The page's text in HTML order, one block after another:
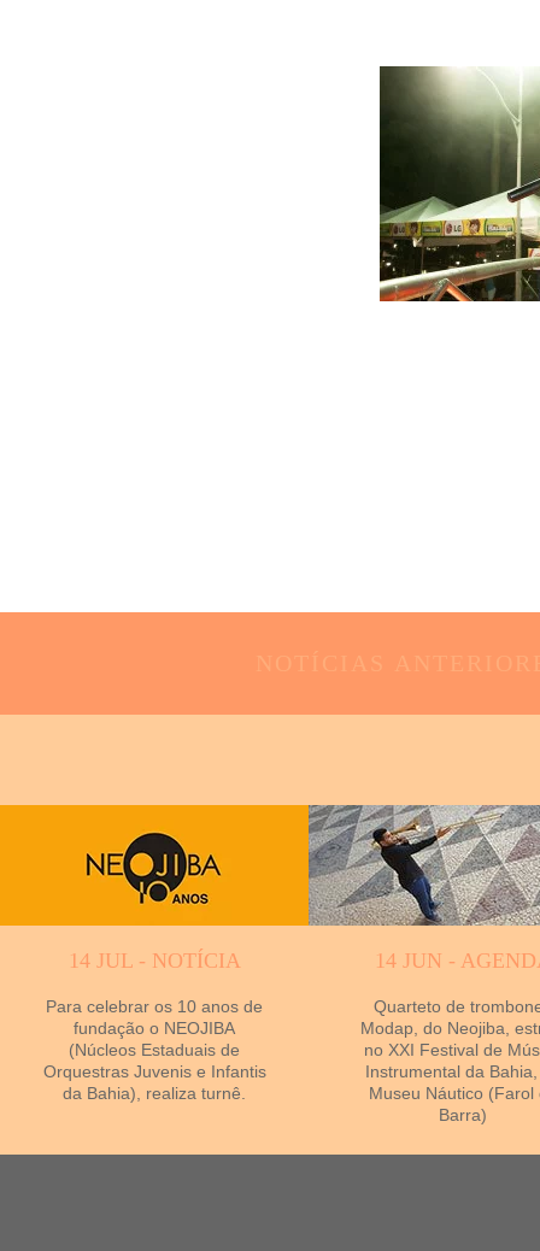
14 JUL - NOTÍCIA
Para celebrar os 10 anos de
fundação o NEOJIBA
(Núcleos Estaduais de
Orquestras Juvenis e Infantis
da Bahia), realiza turnê.
14 JUN -
Quarteto de
Modap, do Neojiba,
no XXI Festival de
Instrumental da
Museu Náutico (Farol
Barra)